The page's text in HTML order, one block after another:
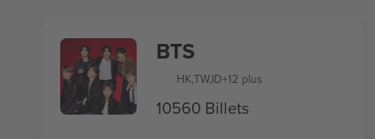
BTS
HK,TW,ID+12 plus
10560 Billets